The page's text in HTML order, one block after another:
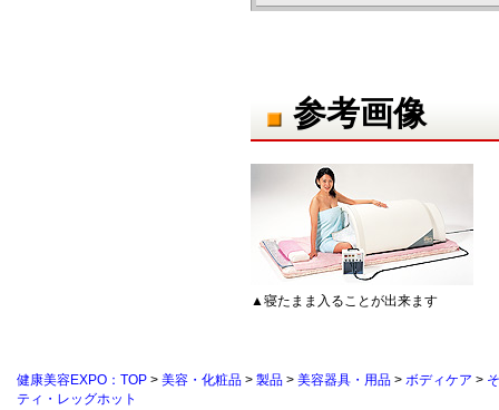
参考画像
▲寝たまま入ることが出来ます
健康美容EXPO：TOP > 美容・化粧品 > 製品 > 美容器具・用品 > ボディケア >
ティ・レッグホット